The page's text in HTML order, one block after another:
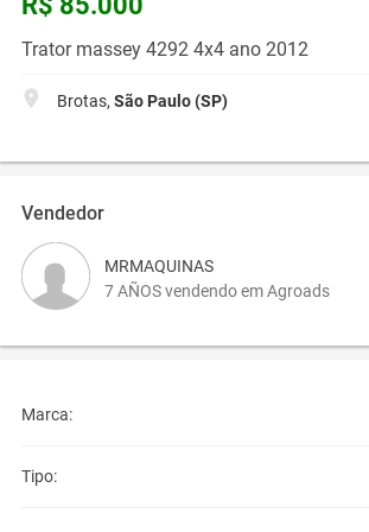
Trator massey 4292 4x4 ano 2012
Brotas, São Paulo (SP)
Vendedor
MRMAQUINAS
7 AÑOS vendendo em Agroads
Marca:
Tipo: